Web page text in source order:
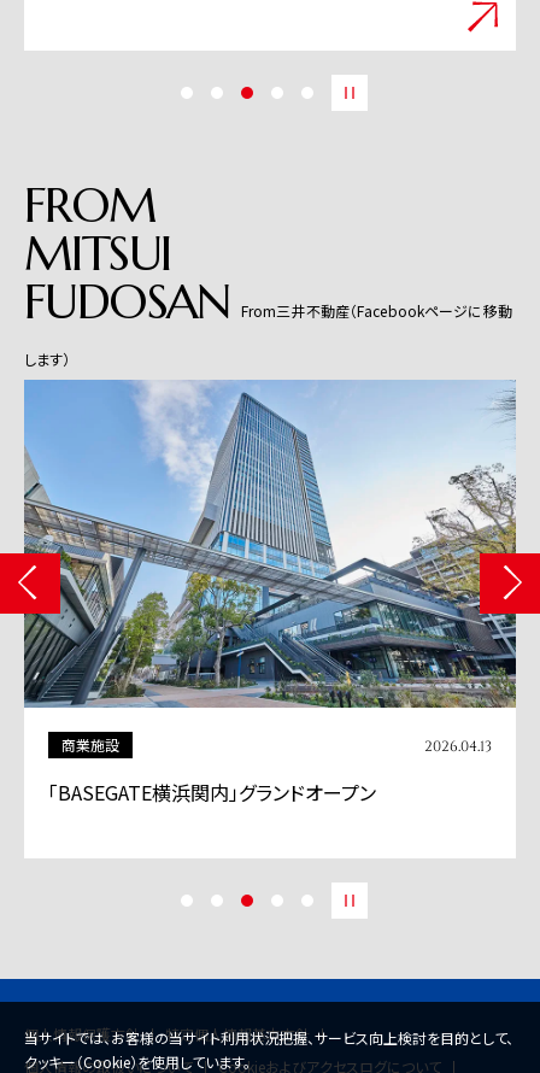
FROM
MITSUI
FUDOSAN From三井不動産（Facebookページに移動
します）
商業施設 2026.04.13
「BASEGATE横浜関内」グランドオープン
個人情報保護方針
特定個人情報基本方針
個人情報の取扱いについて
Cookieおよびアクセスログについて
当サイトでは、お客様の当サイト利用状況把握、サービス向上検討を目的として、
クッキー（Cookie）を使用しています。